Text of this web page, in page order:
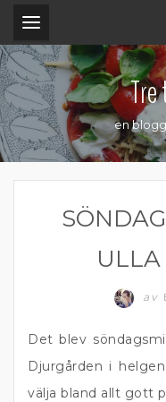
en
av
Det blev
Djurgården i
välja bland allt gott